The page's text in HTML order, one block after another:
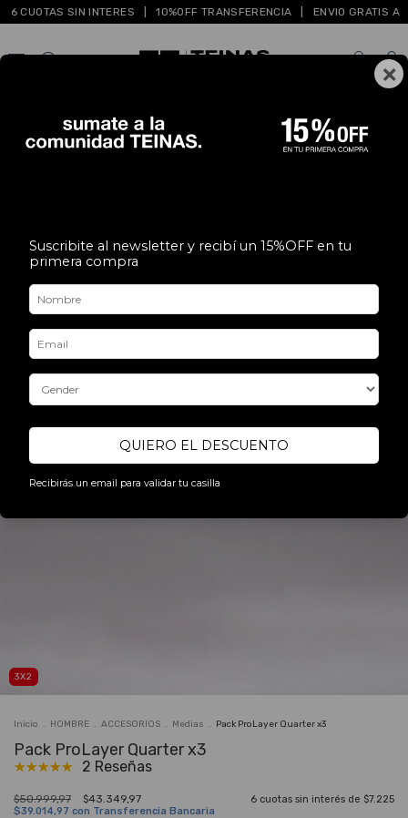
SIN INTERES | 10%OFF TRANSFERENCIA | ENVIO GRATIS A
0
3X2
Inicio . HOMBRE . ACCESORIOS . Medias . Pack ProLayer Quarter x3
Pack ProLayer Quarter x3
2 Reseñas
$50.999,97 $43.349,97
$39.014,97 con Transferencia Bancaria
6 cuotas sin interés de $7.225
×
Suscribite al newsletter y recibí un 15%OFF en tu
primera compra
QUIERO EL DESCUENTO
Recibirás un email para validar tu casilla